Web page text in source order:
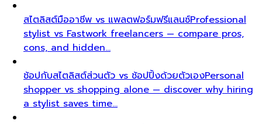
สไตลิสต์มืออาชีพ vs แพลตฟอร์มฟรีแลนซ์Professional
stylist vs Fastwork freelancers — compare pros,
cons, and hidden…
ช้อปกับสไตลิสต์ส่วนตัว vs ช้อปปิ้งด้วยตัวเองPersonal
shopper vs shopping alone — discover why hiring
a stylist saves time…